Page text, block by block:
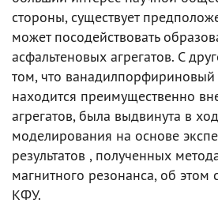
стороны, существует
может посодействовать
асфальтеновых агрегатов. С
том, что
находится преимущественно
агрегатов, была выдвинута в
моделирования на основе
результатов , полученных
магнитного резонанса, об
КФУ.